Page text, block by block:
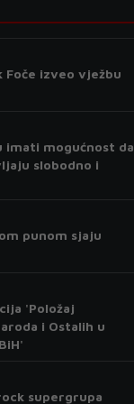
Foče izveo vježbu
imati mogućnost da
slobodno i
punom sjaju
'Položaj
i Ostalih u
supergrupa